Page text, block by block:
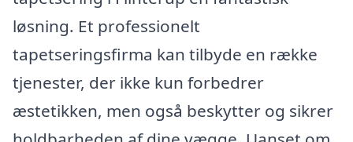
løsning. Et professionelt
tapetseringsfirma kan tilbyde en række
tjenester, der ikke kun forbedrer
æstetikken, men også beskytter og sikrer